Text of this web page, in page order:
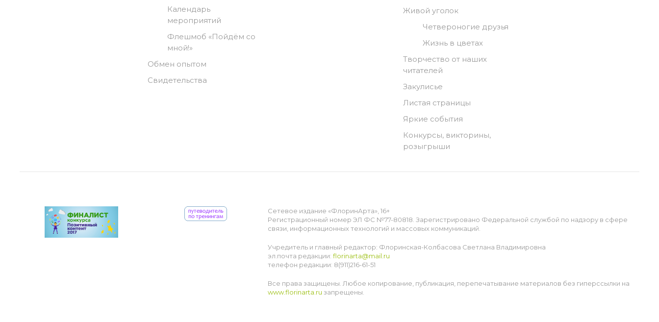
Календарь
мероприятий
Флешмоб «Пойдём со
мной!»
Обмен опытом
Свидетельства
Живой уголок
Четвероногие друзья
Жизнь в цветах
Творчество от наших
читателей
Закулисье
Листая страницы
Яркие события
Конкурсы, викторины,
розыгрыши
Сетевое издание «ФлоринАрта», 16+
Регистрационный номер ЭЛ ФС №77-80818. Зарегистрировано Федеральной службой по надзору в сфере
связи, информационных технологий и массовых коммуникаций.
Учредитель и главный редактор: Флоринская-Колбасова Светлана Владимировна
эл.почта редакции: florinarta@mail.ru
телефон редакции: 8(911)216-61-51
Все права защищены. Любое копирование, публикация, перепечатывание материалов без гиперссылки на
www.florinarta.ru запрещены.